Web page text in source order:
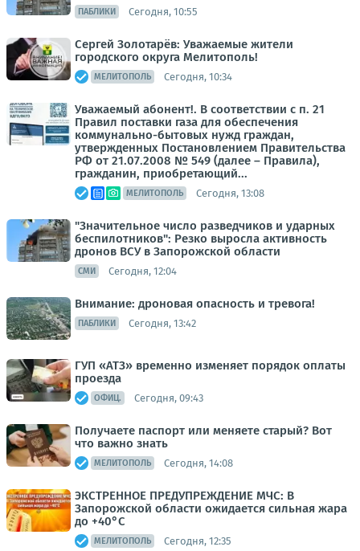
ПАБЛИКИ Сегодня, 10:55
Сергей Золотарёв: Уважаемые жители
городского округа Мелитополь!
МЕЛИТОПОЛЬ Сегодня, 10:34
Уважаемый абонент!. В соответствии с п. 21
Правил поставки газа для обеспечения
коммунально-бытовых нужд граждан,
утвержденных Постановлением Правительства
РФ от 21.07.2008 № 549 (далее – Правила),
гражданин, приобретающий...
МЕЛИТОПОЛЬ Сегодня, 13:08
"Значительное число разведчиков и ударных
беспилотников": Резко выросла активность
дронов ВСУ в Запорожской области
СМИ Сегодня, 12:04
Внимание: дроновая опасность и тревога!
ПАБЛИКИ Сегодня, 13:42
ГУП «АТЗ» временно изменяет порядок оплаты
проезда
ОФИЦ. Сегодня, 09:43
Получаете паспорт или меняете старый? Вот
что важно знать
МЕЛИТОПОЛЬ Сегодня, 14:08
ЭКСТРЕННОЕ ПРЕДУПРЕЖДЕНИЕ МЧС: В
Запорожской области ожидается сильная жара
до +40°C
МЕЛИТОПОЛЬ Сегодня, 12:35